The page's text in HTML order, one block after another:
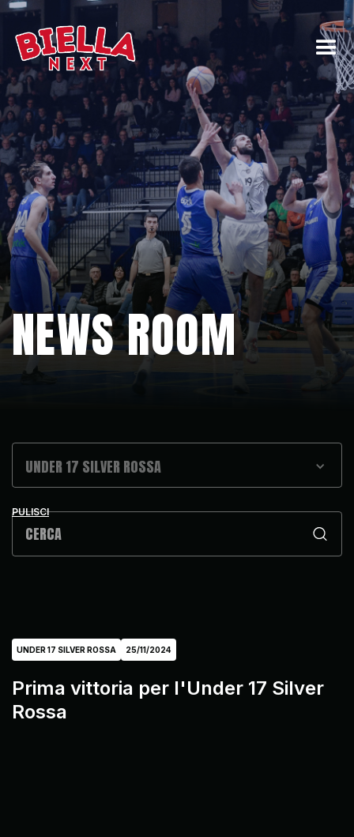
NEWS ROOM
UNDER 17 SILVER ROSSA
PULISCI
UNDER 17 SILVER ROSSA 25/11/2024
Prima vittoria per l'Under 17 Silver
Rossa